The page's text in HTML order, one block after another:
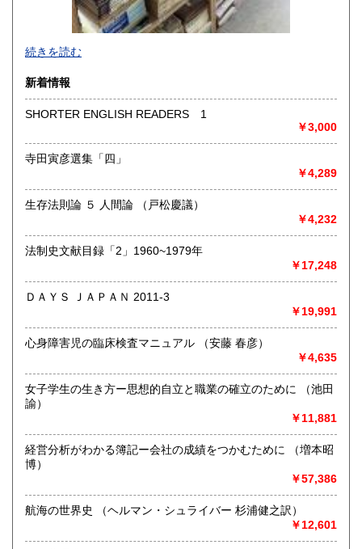
-
沿線名：-
最寄駅：-
営業時間：-
定休日：-
書籍の買取について
取り扱い分野
語国文、外国文学、古典籍、近代文献、趣味、外国書、サブ
カルチャー、古書一般（その他）
続きを読む
新着情報
SHORTER ENGLISH READERS 1
￥3,000
寺田寅彦選集「四」
￥4,289
生存法則論 ５ 人間論 （戸松慶議）
￥4,232
法制史文献目録「2」1960~1979年
￥17,248
ＤＡＹＳ ＪＡＰＡＮ 2011-3
￥19,991
心身障害児の臨床検査マニュアル （安藤 春彦）
￥4,635
女子学生の生き方ー思想的自立と職業の確立のために （池田
諭）
￥11,881
経営分析がわかる簿記ー会社の成績をつかむために （増本昭
博）
￥57,386
航海の世界史 （ヘルマン・シュライバー 杉浦健之訳）
￥12,601